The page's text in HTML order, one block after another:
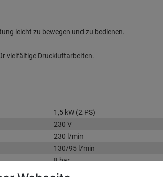
leicht zu bewegen und zu bedienen.
vielfältige Druckluftarbeiten.
1,5 kW (2 PS)
230 V
230 l/min
130/95 l/min
8 bar
6 l